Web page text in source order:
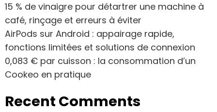
15 % de vinaigre pour détartrer une machine à
café, rinçage et erreurs à éviter
AirPods sur Android : appairage rapide,
fonctions limitées et solutions de connexion
0,083 € par cuisson : la consommation d’un
Cookeo en pratique
Recent Comments